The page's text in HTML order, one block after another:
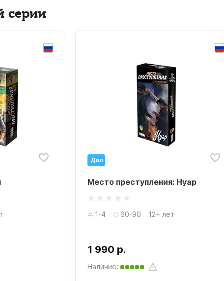
серии
Доп
Место преступления: Нуар
1-4 60-90 12+ лет
1 990 р.
Наличие: